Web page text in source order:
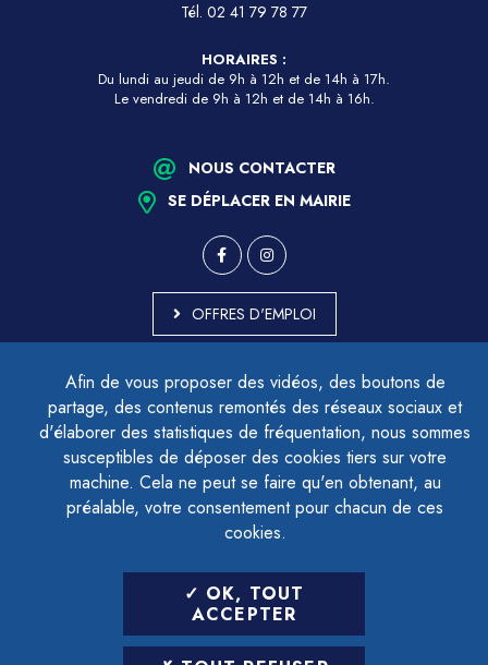
Afin de vous proposer des vidéos, des boutons de
partage, des contenus remontés des réseaux sociaux et
d'élaborer des statistiques de fréquentation, nous sommes
susceptibles de déposer des cookies tiers sur votre
machine. Cela ne peut se faire qu'en obtenant, au
préalable, votre consentement pour chacun de ces
cookies.
OK, TOUT
ACCEPTER
Tél. 02 41 79 78 77
HORAIRES :
Du lundi au jeudi de 9h à 12h et de 14h à 17h.
Le vendredi de 9h à 12h et de 14h à 16h.
NOUS CONTACTER
SE DÉPLACER EN MAIRIE
OFFRES D'EMPLOI
ACCESSIBILITÉ - PARTIELLEMENT CONFORME
PLAN DU SITE
MENTIONS LÉGALES
CONTACTER LE DÉLÉGUÉ À LA PROTECTION DES DONNÉES
GESTION DES COOKIES
LETTRE D'INFORMATION
SAISIR VOTRE ADRESSE E-MAIL
POUR VOUS INSCRIRE :